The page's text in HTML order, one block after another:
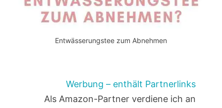
Entwässerungstee zum Abnehmen
Werbung – enthält Partnerlinks
Als Amazon-Partner verdiene ich an